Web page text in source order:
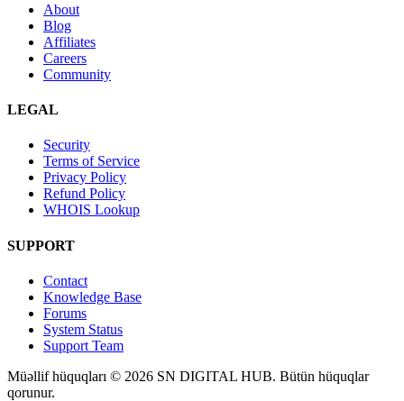
About
Blog
Affiliates
Careers
Community
LEGAL
Security
Terms of Service
Privacy Policy
Refund Policy
WHOIS Lookup
SUPPORT
Contact
Knowledge Base
Forums
System Status
Support Team
Müəllif hüquqları © 2026 SN DIGITAL HUB. Bütün hüquqlar
qorunur.